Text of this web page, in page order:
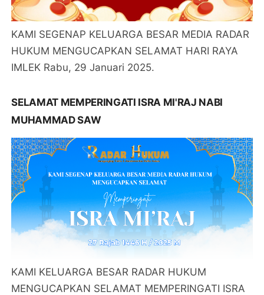
KAMI SEGENAP KELUARGA BESAR MEDIA RADAR
HUKUM MENGUCAPKAN SELAMAT HARI RAYA
IMLEK Rabu, 29 Januari 2025.
SELAMAT MEMPERINGATI ISRA MI'RAJ NABI
MUHAMMAD SAW
KAMI KELUARGA BESAR RADAR HUKUM
MENGUCAPKAN SELAMAT MEMPERINGATI ISRA